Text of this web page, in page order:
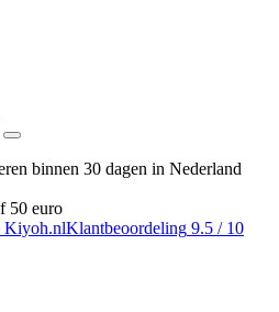
binnen 30 dagen in Nederland
50 euro
Klantbeoordeling 9.5 / 10